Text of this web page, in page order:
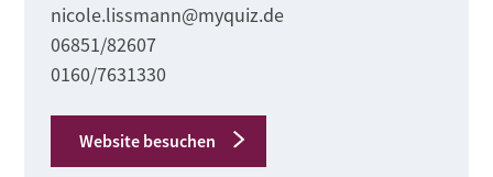
nicole.lissmann@myquiz.de
06851/82607
0160/7631330
Website besuchen